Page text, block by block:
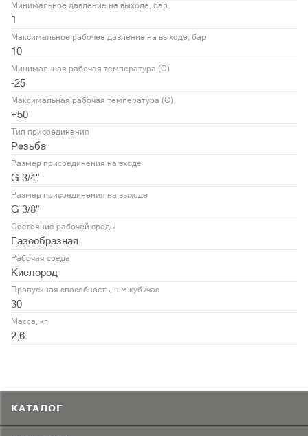
Минимальное давление на выходе, бар
1
Максимальное рабочее давление на выходе, бар
10
Минимальная рабочая температура (С)
-25
Максимальная рабочая температура (С)
+50
Тип присоединения
Резьба
Размер присоединения на входе
G 3/4"
Размер присоединения на выходе
G 3/8"
Состояние рабочей среды
Газообразная
Рабочая среда
Кислород
Пропускная способность, н.м.куб./час
30
Масса, кг
2,6
КАТАЛОГ